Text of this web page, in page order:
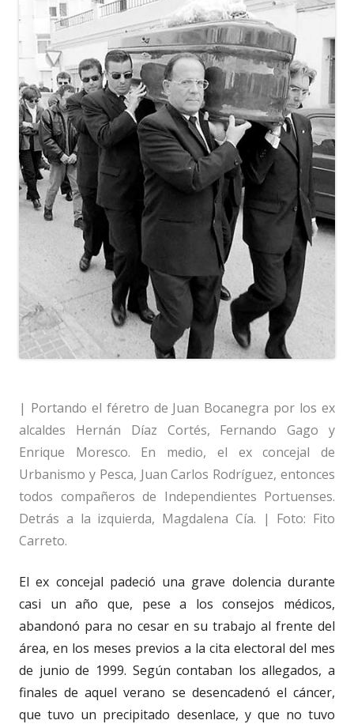
| Portando el féretro de Juan Bocanegra por los ex
alcaldes Hernán Díaz Cortés, Fernando Gago y
Enrique Moresco. En medio, el ex concejal de
Urbanismo y Pesca, Juan Carlos Rodríguez, entonces
todos compañeros de Independientes Portuenses.
Detrás a la izquierda, Magdalena Cía. | Foto: Fito
Carreto.
El ex concejal padeció una grave dolencia durante
casi un año que, pese a los consejos médicos,
abandonó para no cesar en su trabajo al frente del
área, en los meses previos a la cita electoral del mes
de junio de 1999. Según contaban los allegados, a
finales de aquel verano se desencadenó el cáncer,
que tuvo un precipitado desenlace, y que no tuvo